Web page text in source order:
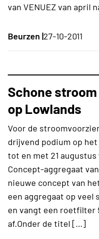
van VENUEZ van april
Beurzen |27-10-2011
Schone
op Lowlands
Voor de
drijvend podium op
tot en met 21
Concept-aggregaat
nieuwe concept van
een aggregaat op veel
en vangt een roetfilter
af.Onder de titel […]